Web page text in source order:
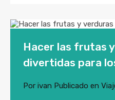
Hacer las frutas
divertidas para
Por ivan Publicado en